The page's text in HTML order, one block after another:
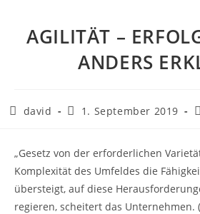
AGILITÄT –
ANDERS
david 1. September 2019
„Gesetz von der erforderlichen
Komplexität des Umfeldes die
übersteigt, auf diese
regieren, scheitert das Unternehmen.